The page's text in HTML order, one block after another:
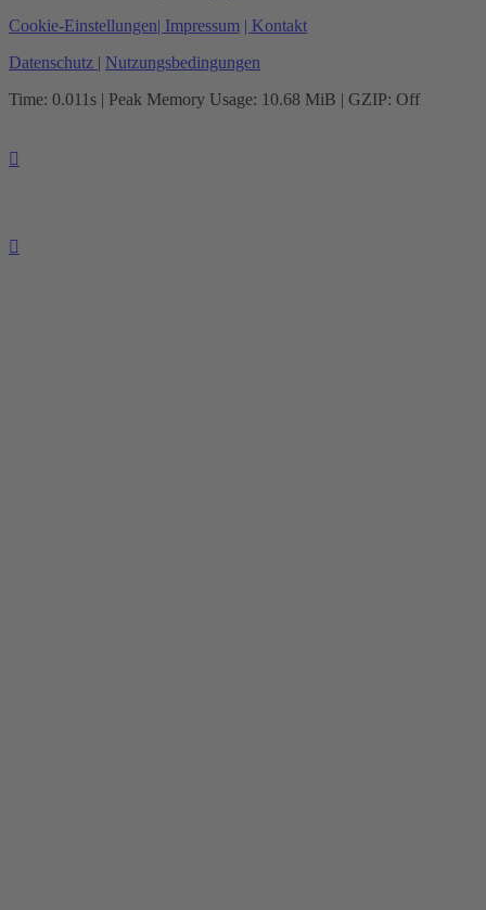
Cookie-Einstellungen| Impressum | Kontakt
Datenschutz | Nutzungsbedingungen
Time: 0.011s | Peak Memory Usage: 10.68 MiB | GZIP: Off